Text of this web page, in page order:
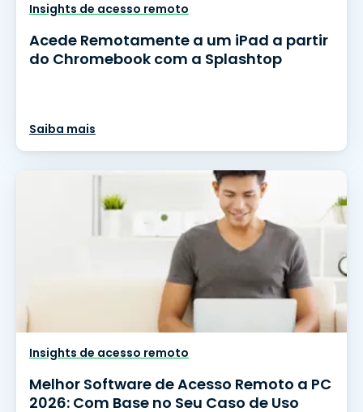
Insights de acesso remoto
Acede Remotamente a um iPad a partir
do Chromebook com a Splashtop
Saiba mais
Insights de acesso remoto
Melhor Software de Acesso Remoto a PC
2026: Com Base no Seu Caso de Uso